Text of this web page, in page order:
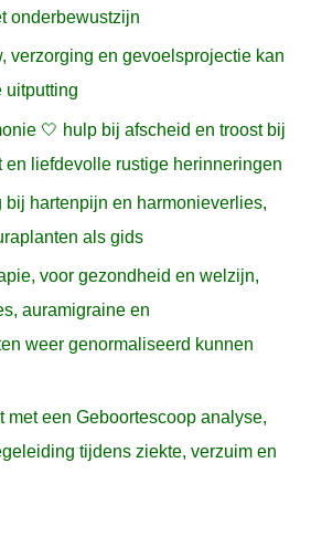
onderbewustzijn
verzorging en gevoelsprojectie kan
uitputting
🤍 hulp bij afscheid en troost bij
en liefdevolle rustige herinneringen
bij hartenpijn en harmonieverlies,
als gids
voor gezondheid en welzijn,
auramigraine en
weer genormaliseerd kunnen
met een Geboortescoop analyse,
tijdens ziekte, verzuim en